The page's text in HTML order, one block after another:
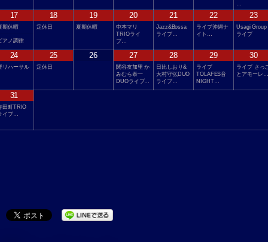
17
期休暇
アノ調律
18
定休日
19
夏期休暇
20
中本マリ
TRIOライ
ブ…
21
Jazz&Bossa
ライブ…
22
ライブ沖縄ナ
イト…
23
Usagi Group
ライブ
24
リハーサル
25
定休日
26 27
関谷友加里 か
みむら泰一
DUOライブ…
28
日比しおり&
大村守弘DUO
ライブ…
29
ライブ
TOLAFES音
NIGHT…
30
ライブ さっ
とアモーレ…
31
田町TRIO
イブ…